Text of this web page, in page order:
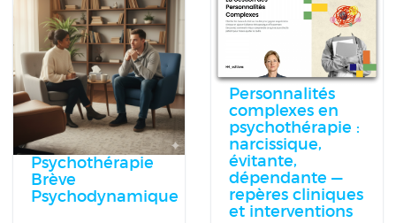
Psychothérapie
Brève
Psychodynamique
Personnalités
complexes en
psychothérapie :
narcissique,
évitante,
dépendante —
repères cliniques
et interventions